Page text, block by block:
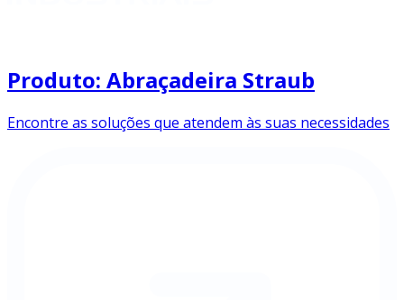
Produto: Abraçadeira Straub
Encontre as soluções que atendem às suas necessidades